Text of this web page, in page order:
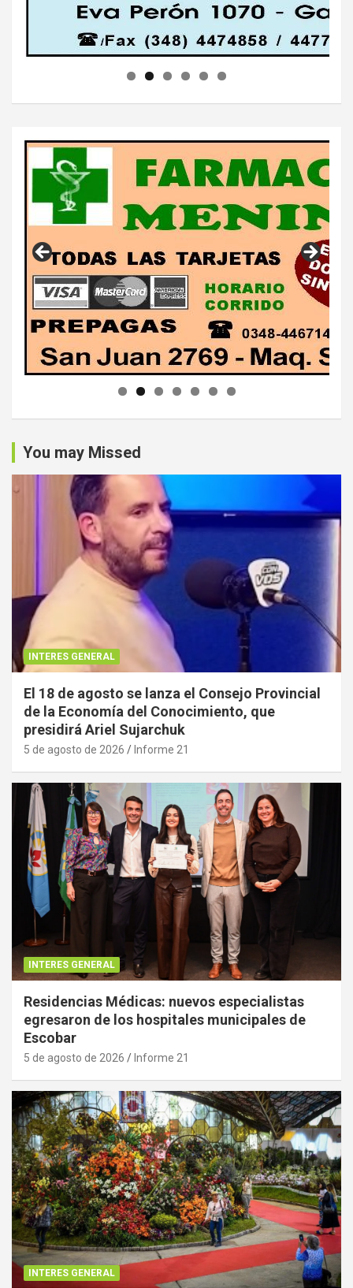
You may Missed
INTERES GENERAL
El 18 de agosto se lanza el Consejo Provincial
de la Economía del Conocimiento, que
presidirá Ariel Sujarchuk
5 de agosto de 2026 Informe 21
INTERES GENERAL
Residencias Médicas: nuevos especialistas
egresaron de los hospitales municipales de
Escobar
5 de agosto de 2026 Informe 21
INTERES GENERAL